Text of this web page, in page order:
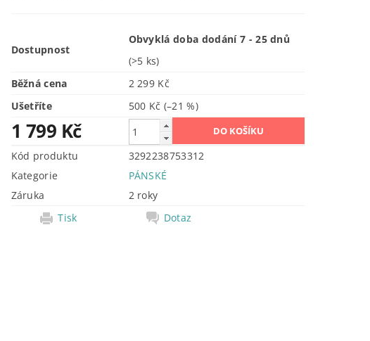
Dostupnost
Obvyklá doba dodání 7 - 25 dnů
(>5 ks)
Běžná cena
2 299 Kč
Ušetříte
500 Kč (–21 %)
1 799 Kč
Kód produktu
3292238753312
Kategorie
PÁNSKÉ
Záruka
2 roky
Tisk
Dotaz